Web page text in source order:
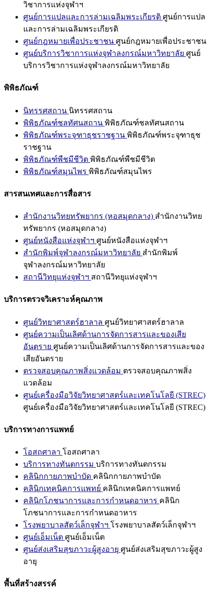
วิชาการแห่งจุฬาฯ
ศูนย์การแปลและการล่ามเฉลิมพระเกียรติ ศูนย์การแปล
และการล่ามเฉลิมพระเกียรติ
ศูนย์กฎหมายเพื่อประชาชน ศูนย์กฎหมายเพื่อประชาชน
ศูนย์บริการวิชาการแห่งจุฬาลงกรณ์มหาวิทยาลัย ศูนย์
บริการวิชาการแห่งจุฬาลงกรณ์มหาวิทยาลัย
พิพิธภัณฑ์
นิทรรศสถาน นิทรรศสถาน
พิพิธภัณฑ์ชลทัศนสถาน พิพิธภัณฑ์ชลทัศนสถาน
พิพิธภัณฑ์พระจุฑาธุชราชฐาน พิพิธภัณฑ์พระจุฑาธุช
ราชฐาน
พิพิธภัณฑ์พืชมีชีวิต พิพิธภัณฑ์พืชมีชีวิต
พิพิธภัณฑ์สมุนไพร พิพิธภัณฑ์สมุนไพร
สารสนเทศและการสื่อสาร
สำนักงานวิทยทรัพยากร (หอสมุดกลาง) สำนักงานวิทย
ทรัพยากร (หอสมุดกลาง)
ศูนย์หนังสือแห่งจุฬาฯ ศูนย์หนังสือแห่งจุฬาฯ
สำนักพิมพ์จุฬาลงกรณ์มหาวิทยาลัย สำนักพิมพ์
จุฬาลงกรณ์มหาวิทยาลัย
สถานีวิทยุแห่งจุฬาฯ สถานีวิทยุแห่งจุฬาฯ
บริการตรวจวิเคราะห์คุณภาพ
ศูนย์วิทยาศาสตร์ฮาลาล ศูนย์วิทยาศาสตร์ฮาลาล
ศูนย์ความเป็นเลิศด้านการจัดการสารและของเสีย
อันตราย ศูนย์ความเป็นเลิศด้านการจัดการสารและของ
เสียอันตราย
ตรวจสอบคุณภาพสิ่งแวดล้อม ตรวจสอบคุณภาพสิ่ง
แวดล้อม
ศูนย์เครื่องมือวิจัยวิทยาศาสตร์และเทคโนโลยี (STREC)
ศูนย์เครื่องมือวิจัยวิทยาศาสตร์และเทคโนโลยี (STREC)
บริการทางการแพทย์
โอสถศาลา โอสถศาลา
บริการทางทันตกรรม บริการทางทันตกรรม
คลินิกกายภาพบำบัด คลินิกกายภาพบำบัด
คลินิกเทคนิคการแพทย์ คลินิกเทคนิคการแพทย์
คลินิกโภชนาการและการกำหนดอาหาร คลินิก
โภชนาการและการกำหนดอาหาร
โรงพยาบาลสัตว์เล็กจุฬาฯ โรงพยาบาลสัตว์เล็กจุฬาฯ
ศูนย์เอ็มเน็ต ศูนย์เอ็มเน็ต
ศูนย์ส่งเสริมสุขภาวะผู้สูงอายุ ศูนย์ส่งเสริมสุขภาวะผู้สูง
อายุ
พื้นที่สร้างสรรค์